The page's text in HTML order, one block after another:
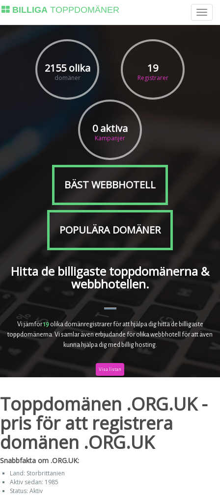
BILLIGA TOPPDOMÄNER
2155 olika
domäner
19
Registrarer
0 aktiva
Kampanjer
BÄST WEBBHOTELL
POPULÄRA DOMÄNER
Hitta de billigaste toppdomänerna &
webbhotellen.
Vi jämför19olika domänregistrarer för att hjälpa dig hitta de billigaste
toppdomänerna. Vi samlar även erbjudande för olika webbhotell för att även
kunna hjälpa dig med billig hosting.
Visa listan
Toppdomänen .ORG.UK -
pris för att registrera
domänen .ORG.UK
Snabbfakta om .ORG.UK:
Land: Storbrittanien
Aktiv sedan: 1985
Status: Aktiv